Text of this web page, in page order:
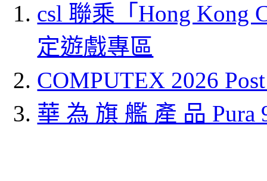
csl 聯乘「Hong Kong
定遊戲專區
COMPUTEX 2026
華 為 旗 艦 產 品 Pura